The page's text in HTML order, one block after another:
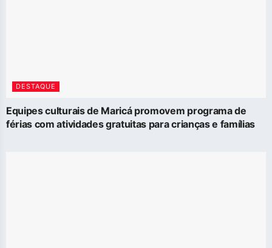
DESTAQUE
Equipes culturais de Maricá promovem programa de
férias com atividades gratuitas para crianças e famílias